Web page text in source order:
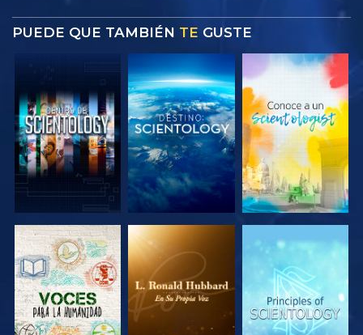
PUEDE QUE TAMBIÉN TE GUSTE
EXPLORA LAS
SERIES
EXPLORA LAS
SERIES
EXPLORA LAS
SERIES